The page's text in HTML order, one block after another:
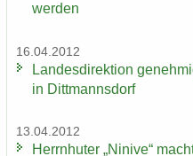
wer­den
16.04.2012
Lan­des­di­rek­ti­on
in Ditt­manns­dorf
13.04.2012
Herrn­hu­ter „Ni­ni­ve“